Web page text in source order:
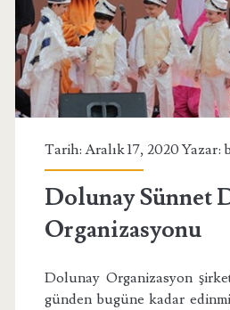
Tarih: Aralık 17, 2020 Yazar:
Dolunay Sünnet
Organizasyonu
Dolunay Organizasyon
günden bugüne kadar